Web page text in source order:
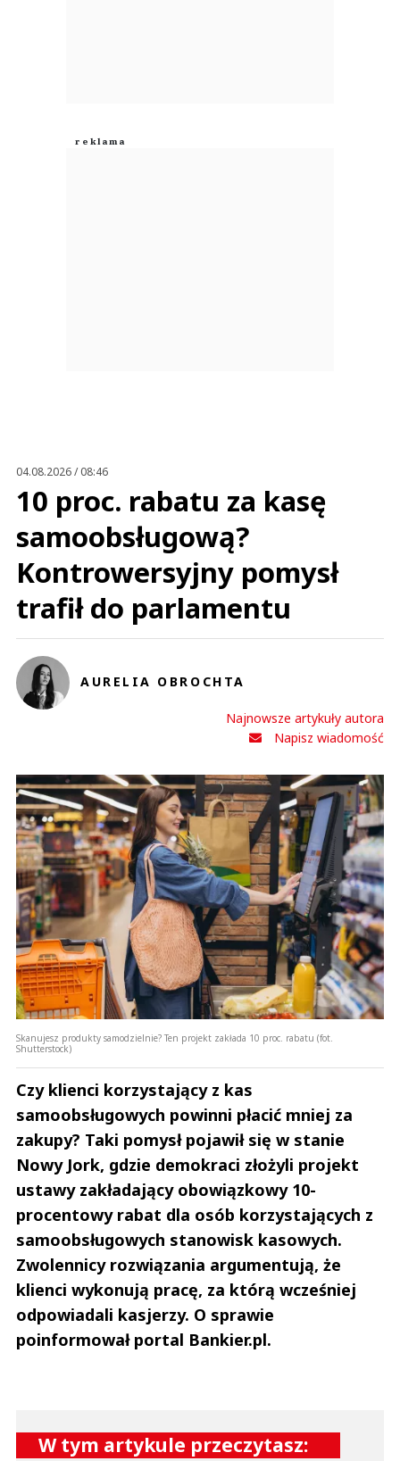
04.08.2026 / 08:46
10 proc. rabatu za kasę
samoobsługową?
Kontrowersyjny pomysł
trafił do parlamentu
AURELIA OBROCHTA
Najnowsze artykuły autora
Napisz wiadomość
Skanujesz produkty samodzielnie? Ten projekt zakłada 10 proc. rabatu (fot.
Shutterstock)
Czy klienci korzystający z kas
samoobsługowych powinni płacić mniej za
zakupy? Taki pomysł pojawił się w stanie
Nowy Jork, gdzie demokraci złożyli projekt
ustawy zakładający obowiązkowy 10-
procentowy rabat dla osób korzystających z
samoobsługowych stanowisk kasowych.
Zwolennicy rozwiązania argumentują, że
klienci wykonują pracę, za którą wcześniej
odpowiadali kasjerzy. O sprawie
poinformował portal Bankier.pl.
W tym artykule przeczytasz: